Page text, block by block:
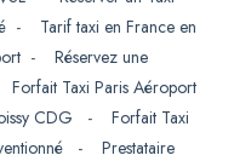
- Tarif taxi en France en
- Réservez une
Forfait Taxi Paris Aéroport
CDG - Forfait Taxi
- Prestataire